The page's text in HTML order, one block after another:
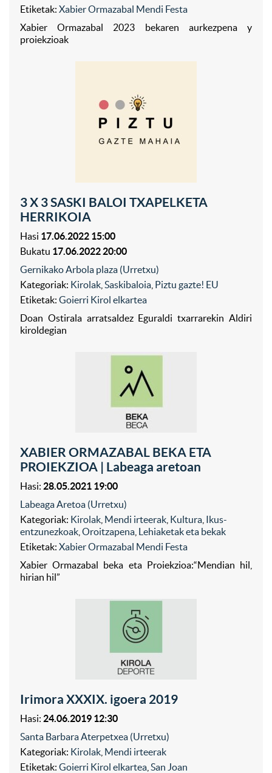
Etiketak: Xabier Ormazabal Mendi Festa
Xabier Ormazabal 2023 bekaren aurkezpena y
proiekzioak
3 X 3 SASKI BALOI TXAPELKETA
HERRIKOIA
Hasi 17.06.2022 15:00
Bukatu 17.06.2022 20:00
Gernikako Arbola plaza (Urretxu)
Kategoriak: Kirolak Saskibaloia Piztu gazte! EU
Etiketak: Goierri Kirol elkartea
Doan Ostirala arratsaldez Eguraldi txarrarekin Aldiri
kiroldegian
XABIER ORMAZABAL BEKA ETA
PROIEKZIOA | Labeaga aretoan
Hasi: 28.05.2021 19:00
Labeaga Aretoa (Urretxu)
Kategoriak: Kirolak Mendi irteerak Kultura Ikus-
entzunezkoak Oroitzapena Lehiaketak eta bekak
Etiketak: Xabier Ormazabal Mendi Festa
Xabier Ormazabal beka eta Proiekzioa:“Mendian hil,
hirian hil”
Irimora XXXIX. igoera 2019
Hasi: 24.06.2019 12:30
Santa Barbara Aterpetxea (Urretxu)
Kategoriak: Kirolak Mendi irteerak
Etiketak: Goierri Kirol elkartea San Joan